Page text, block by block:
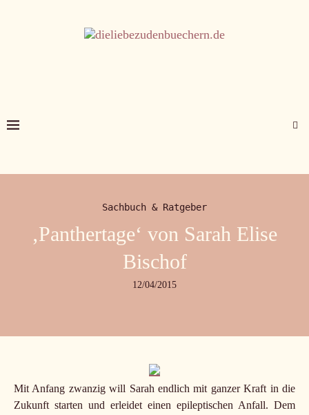
Sachbuch & Ratgeber
‚Panthertage‘ von Sarah Elise
Bischof
12/04/2015
Mit Anfang zwanzig will Sarah endlich mit ganzer Kraft in die
Zukunft starten und erleidet einen epileptischen Anfall. Dem